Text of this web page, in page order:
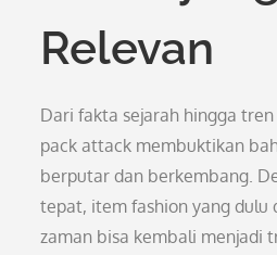
Relevan
Dari fakta sejarah hingga
pack attack membuktikan
berputar dan berkembang.
tepat, item fashion yang dulu
zaman bisa kembali menjadi